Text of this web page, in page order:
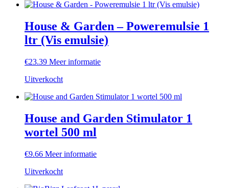
House & Garden – Poweremulsie 1
ltr (Vis emulsie)
€23.39 Meer informatie
Uitverkocht
House and Garden Stimulator 1
wortel 500 ml
€9.66 Meer informatie
Uitverkocht